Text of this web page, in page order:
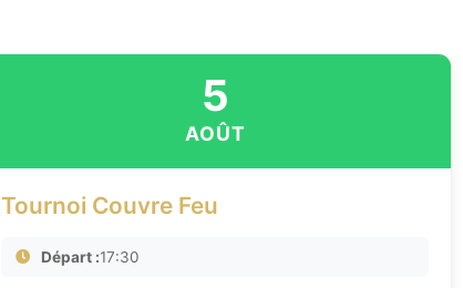
5
AOÛT
Tournoi Couvre Feu
Départ :17:30